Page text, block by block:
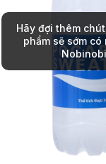
Hãy đợi thêm
phẩm sẽ sớm có
Nobinobi